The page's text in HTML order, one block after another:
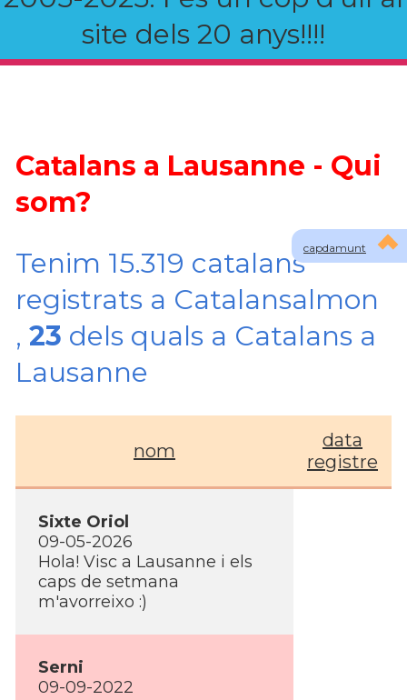
site dels 20 anys!!!!
capdamunt
Catalans a Lausanne - Qui
som?
Tenim 15.319 catalans
registrats a Catalansalmon
, 23 dels quals a Catalans a
Lausanne
nom
data
registre
Sixte Oriol
09-05-2026
Hola! Visc a Lausanne i els
caps de setmana
m'avorreixo :)
Serni
09-09-2022